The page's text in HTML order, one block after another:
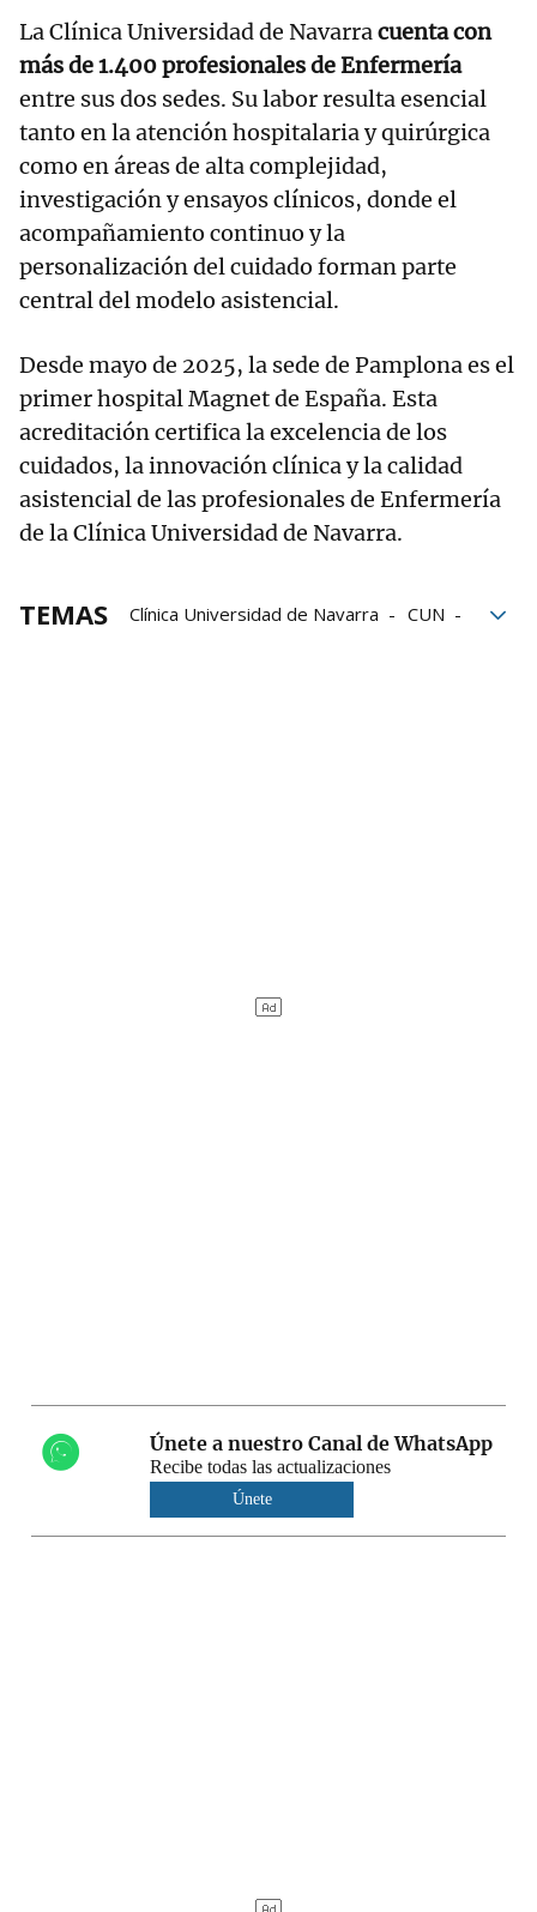
La Clínica Universidad de Navarracuenta con
más de 1.400 profesionales de Enfermería
entre sus dos sedes. Su labor resulta esencial
tanto en la atención hospitalaria y quirúrgica
como en áreas de alta complejidad,
investigación y ensayos clínicos, donde el
acompañamiento continuo y la
personalización del cuidado forman parte
central del modelo asistencial.
Desde mayo de 2025, la sede de Pamplona es el
primer hospital Magnet de España. Esta
acreditación certifica la excelencia de los
cuidados, la innovación clínica y la calidad
asistencial de las profesionales de Enfermería
de la Clínica Universidad de Navarra.
TEMAS Clínica Universidad de Navarra
CUN
Únete a nuestro Canal de WhatsApp
Recibe todas las actualizaciones
Únete